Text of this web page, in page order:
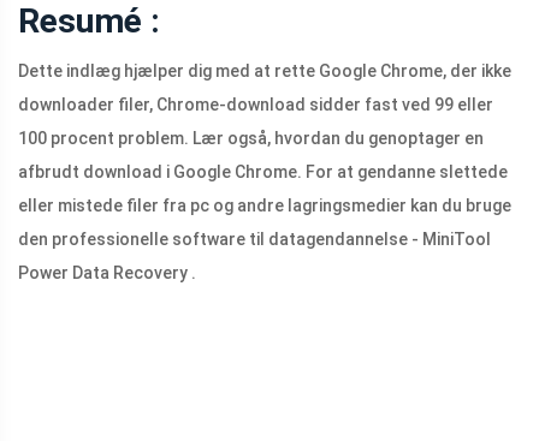
Resumé :
Dette indlæg hjælper dig med at rette Google Chrome, der ikke
downloader filer, Chrome-download sidder fast ved 99 eller
100 procent problem. Lær også, hvordan du genoptager en
afbrudt download i Google Chrome. For at gendanne slettede
eller mistede filer fra pc og andre lagringsmedier kan du bruge
den professionelle software til datagendannelse - MiniTool
Power Data Recovery .